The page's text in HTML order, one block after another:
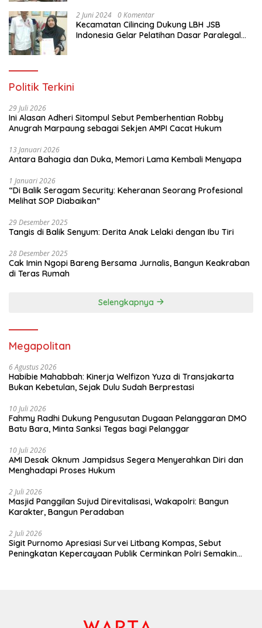
2 Juni 2024 0 Komentar
Kecamatan Cilincing Dukung LBH JSB
Indonesia Gelar Pelatihan Dasar Paralegal
Politik Terkini
29 Juli 2026
Ini Alasan Adheri Sitompul Sebut Pemberhentian Robby
Anugrah Marpaung sebagai Sekjen AMPI Cacat Hukum
13 Januari 2026
Antara Bahagia dan Duka, Memori Lama Kembali Menyapa
1 Januari 2026
“Di Balik Seragam Security: Keheranan Seorang Profesional
Melihat SOP Diabaikan”
29 Desember 2025
Tangis di Balik Senyum: Derita Anak Lelaki dengan Ibu Tiri
28 Desember 2025
Cak Imin Ngopi Bareng Bersama Jurnalis, Bangun Keakraban
di Teras Rumah
Selengkapnya
Megapolitan
6 Agustus 2026
Habibie Mahabbah: Kinerja Welfizon Yuza di Transjakarta
Bukan Kebetulan, Sejak Dulu Sudah Berprestasi
10 Juli 2026
Fahmy Radhi Dukung Pengusutan Dugaan Pelanggaran DMO
Batu Bara, Minta Sanksi Tegas bagi Pelanggar
10 Juli 2026
AMI Desak Oknum Jampidsus Segera Menyerahkan Diri dan
Menghadapi Proses Hukum
2 Juli 2026
Masjid Panggilan Sujud Direvitalisasi, Wakapolri: Bangun
Karakter, Bangun Peradaban
2 Juli 2026
Sigit Purnomo Apresiasi Survei Litbang Kompas, Sebut
Peningkatan Kepercayaan Publik Cerminkan Polri Semakin